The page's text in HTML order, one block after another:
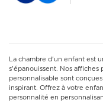
La chambre d'un enfant est
s'épanouissent. Nos affiches
personnalisable sont
inspirant. Offrez à votre
personnalité en